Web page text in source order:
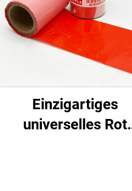
Einzigartiges
universelles Rot